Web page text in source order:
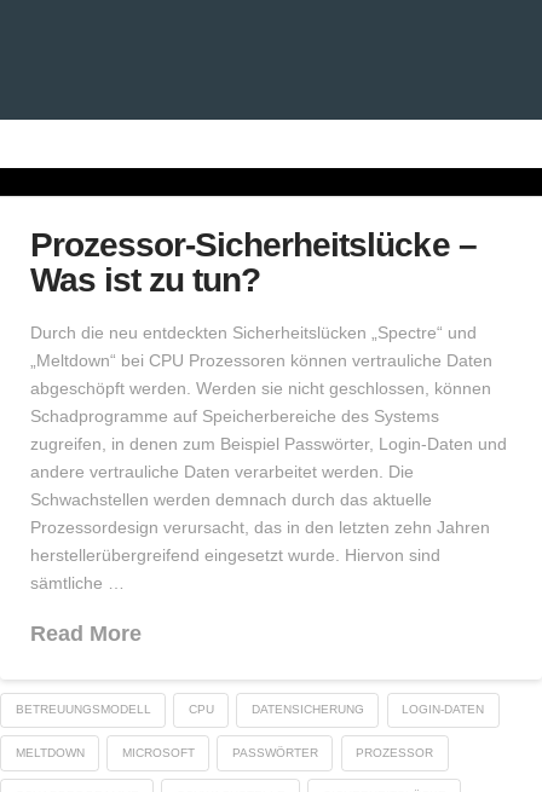
Prozessor-Sicherheitslücke –
Was ist zu tun?
Durch die neu entdeckten Sicherheitslücken „Spectre“ und
„Meltdown“ bei CPU Prozessoren können vertrauliche Daten
abgeschöpft werden. Werden sie nicht geschlossen, können
Schadprogramme auf Speicherbereiche des Systems
zugreifen, in denen zum Beispiel Passwörter, Login-Daten und
andere vertrauliche Daten verarbeitet werden. Die
Schwachstellen werden demnach durch das aktuelle
Prozessordesign verursacht, das in den letzten zehn Jahren
herstellerübergreifend eingesetzt wurde. Hiervon sind
sämtliche …
Read More
BETREUUNGSMODELL CPU DATENSICHERUNG LOGIN-DATEN
MELTDOWN MICROSOFT PASSWÖRTER PROZESSOR